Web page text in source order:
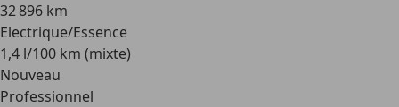
32 896 km
Electrique/Essence
1,4 l/100 km (mixte)
Nouveau
Professionnel